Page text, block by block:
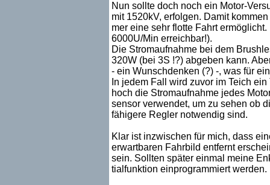
Nun sollte doch noch ein Motor-
mit 1520kV, erfolgen. Damit
mer eine sehr flotte Fahrt
6000U/Min erreichbar!).
Die Stromaufnahme bei dem
320W (bei 3S !?) abgeben kann.
- ein Wunschdenken (?) -, was für
In jedem Fall wird zuvor im Teich
hoch die Stromaufnahme jedes
sensor verwendet, um zu sehen ob
fähigere Regler notwendig sind.
Klar ist inzwischen für mich, dass
erwartbaren Fahrbild entfernt
sein. Sollten später einmal meine
tialfunktion einprogrammiert werden.